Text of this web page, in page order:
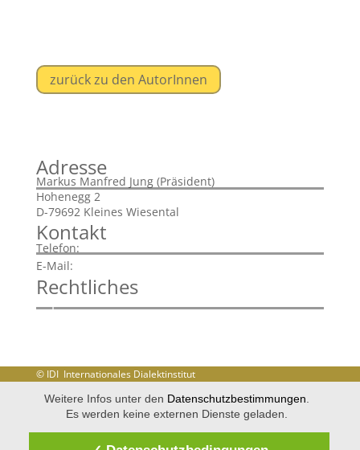
zurück zu den AutorInnen
Adresse
Markus Manfred Jung (Präsident)
Hohenegg 2
D-79692 Kleines Wiesental
Kontakt
Telefon:
E-Mail:
Rechtliches
© IDI Internationales Dialektinstitut
Weitere Infos unter den Datenschutzbestimmungen.
Es werden keine externen Dienste geladen.